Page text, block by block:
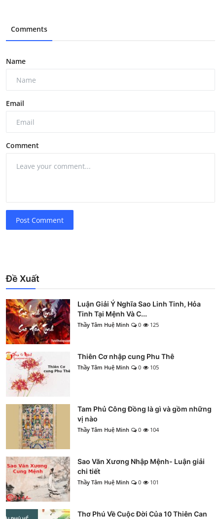
Comments
Name
Email
Comment
Post Comment
Đề Xuất
Luận Giải Ý Nghĩa Sao Linh Tinh, Hỏa
Tinh Tại Mệnh Và C...
Thầy Tâm Huệ Minh 0 125
Thiên Cơ nhập cung Phu Thê
Thầy Tâm Huệ Minh 0 105
Tam Phủ Công Đồng là gì và gồm những
vị nào
Thầy Tâm Huệ Minh 0 104
Sao Văn Xương Nhập Mệnh- Luận giải
chi tiết
Thầy Tâm Huệ Minh 0 101
Thơ Phú Về Cuộc Đời Của 10 Thiên Can